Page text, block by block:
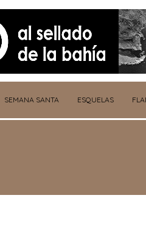
SEMANA SANTA ESQUELAS